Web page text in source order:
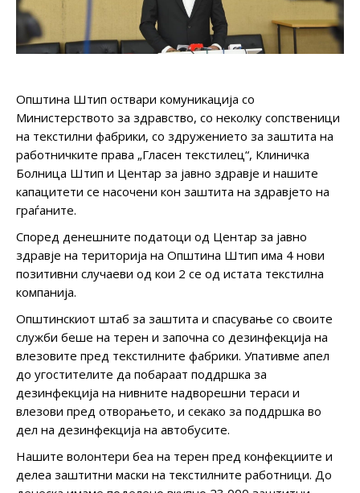
Општина Штип оствари комуникација со
Министерството за здравство, со неколку сопственици
на текстилни фабрики, со здружението за заштита на
работничките права „Гласен текстилец“, Клиничка
Болница Штип и Центар за јавно здравје и нашите
капацитети се насочени кон заштита на здравјето на
граѓаните.
Според денешните податоци од Центар за јавно
здравје на територија на Општина Штип има 4 нови
позитивни случаеви од кои 2 се од истата текстилна
компанија.
Општинскиот штаб за заштита и спасување со своите
служби беше на терен и започна со дезинфекција на
влезовите пред текстилните фабрики. Упативме апел
до угостителите да побараат поддршка за
дезинфекција на нивните надворешни тераси и
влезови пред отворањето, и секако за поддршка во
дел на дезинфекција на автобусите.
Нашите волонтери беа на терен пред конфекциите и
делеа заштитни маски на текстилните работници. До